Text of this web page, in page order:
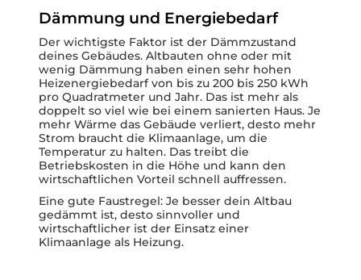
Dämmung und Energiebedarf
Der wichtigste Faktor ist der Dämmzustand
deines Gebäudes. Altbauten ohne oder mit
wenig Dämmung haben einen sehr hohen
Heizenergiebedarf von bis zu 200 bis 250 kWh
pro Quadratmeter und Jahr. Das ist mehr als
doppelt so viel wie bei einem sanierten Haus. Je
mehr Wärme das Gebäude verliert, desto mehr
Strom braucht die Klimaanlage, um die
Temperatur zu halten. Das treibt die
Betriebskosten in die Höhe und kann den
wirtschaftlichen Vorteil schnell auffressen.
Eine gute Faustregel: Je besser dein Altbau
gedämmt ist, desto sinnvoller und
wirtschaftlicher ist der Einsatz einer
Klimaanlage als Heizung.